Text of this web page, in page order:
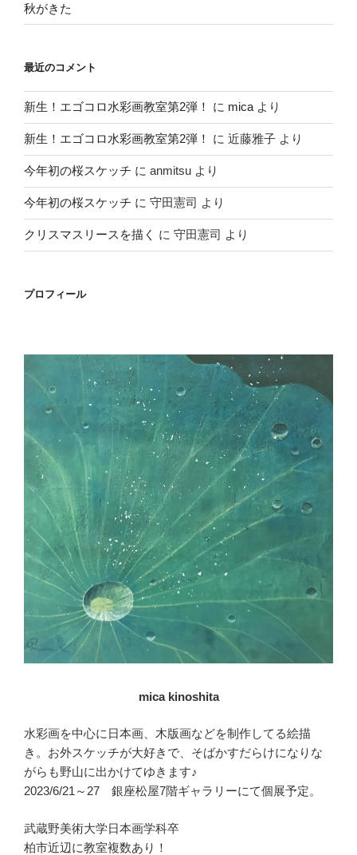
秋がきた
最近のコメント
新生！エゴコロ水彩画教室第2弾！ に mica より
新生！エゴコロ水彩画教室第2弾！ に 近藤雅子 より
今年初の桜スケッチ に anmitsu より
今年初の桜スケッチ に 守田憲司 より
クリスマスリースを描く に 守田憲司 より
プロフィール
mica kinoshita
水彩画を中心に日本画、木版画などを制作してる絵描
き。お外スケッチが大好きで、そばかすだらけになりな
がらも野山に出かけてゆきます♪
2023/6/21～27 銀座松屋7階ギャラリーにて個展予定。
武蔵野美術大学日本画学科卒
柏市近辺に教室複数あり！